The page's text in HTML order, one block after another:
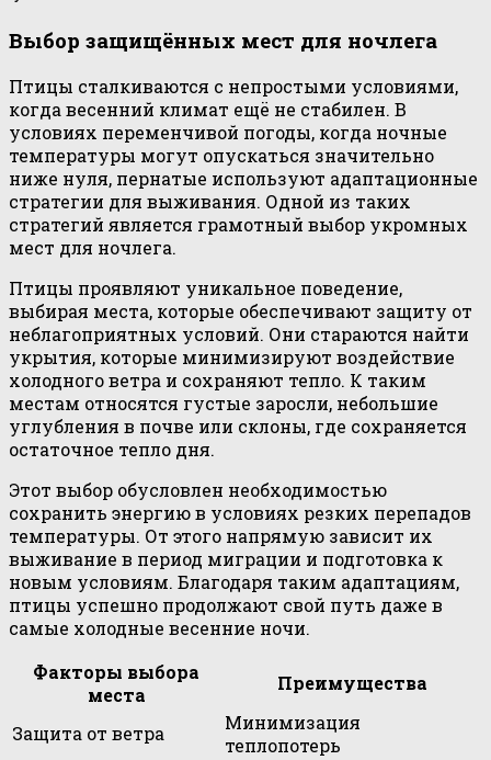
Выбор защищённых мест для ночлега
Птицы сталкиваются с непростыми условиями,
когда весенний климат ещё не стабилен. В
условиях переменчивой погоды, когда ночные
температуры могут опускаться значительно
ниже нуля, пернатые используют адаптационные
стратегии для выживания. Одной из таких
стратегий является грамотный выбор укромных
мест для ночлега.
Птицы проявляют уникальное поведение,
выбирая места, которые обеспечивают защиту от
неблагоприятных условий. Они стараются найти
укрытия, которые минимизируют воздействие
холодного ветра и сохраняют тепло. К таким
местам относятся густые заросли, небольшие
углубления в почве или склоны, где сохраняется
остаточное тепло дня.
Этот выбор обусловлен необходимостью
сохранить энергию в условиях резких перепадов
температуры. От этого напрямую зависит их
выживание в период миграции и подготовка к
новым условиям. Благодаря таким адаптациям,
птицы успешно продолжают свой путь даже в
самые холодные весенние ночи.
Факторы выбора
места
Преимущества
Защита от ветра
Минимизация
теплопотерь